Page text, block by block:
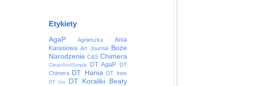
Etykiety
AgaP Agnieszka
Ania
Karasiowa Art Journal
Boże
Narodzenie C&S Chimera
CleanAndSimple DT AgaP
DT
Chimera DT Hania DT Ines
DT Iza DT Koraliki Beaty